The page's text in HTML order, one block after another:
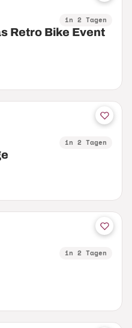
in 2 Tagen
Retro Bike Event
in 2 Tagen
in 2 Tagen